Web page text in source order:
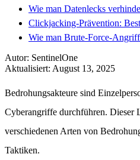
Wie man Datenlecks
Clickjacking-Prävention:
Wie man Brute-Force-
Autor: SentinelOne
Aktualisiert: August 13, 2025
Bedrohungsakteure sind
Cyberangriffe durchführen. Dieser
verschiedenen Arten von
Taktiken.